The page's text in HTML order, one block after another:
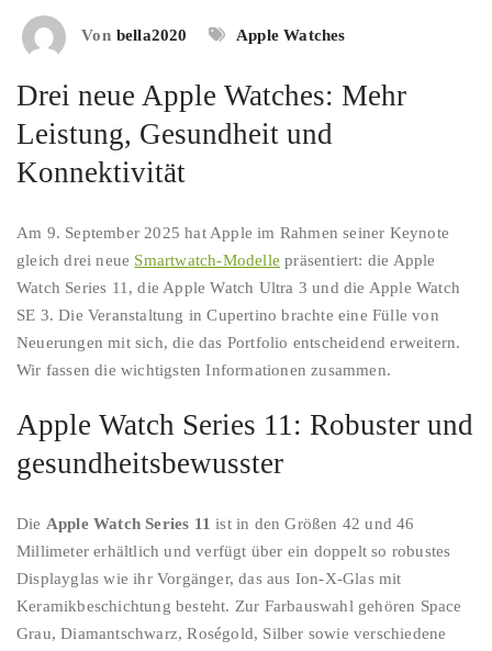
Von bella2020 Apple Watches
Drei neue Apple Watches: Mehr
Leistung, Gesundheit und
Konnektivität
Am 9. September 2025 hat Apple im Rahmen seiner Keynote
gleich drei neue Smartwatch-Modelle präsentiert: die Apple
Watch Series 11, die Apple Watch Ultra 3 und die Apple Watch
SE 3. Die Veranstaltung in Cupertino brachte eine Fülle von
Neuerungen mit sich, die das Portfolio entscheidend erweitern.
Wir fassen die wichtigsten Informationen zusammen.
Apple Watch Series 11: Robuster und
gesundheitsbewusster
Die Apple Watch Series 11 ist in den Größen 42 und 46
Millimeter erhältlich und verfügt über ein doppelt so robustes
Displayglas wie ihr Vorgänger, das aus Ion-X-Glas mit
Keramikbeschichtung besteht. Zur Farbauswahl gehören Space
Grau, Diamantschwarz, Roségold, Silber sowie verschiedene